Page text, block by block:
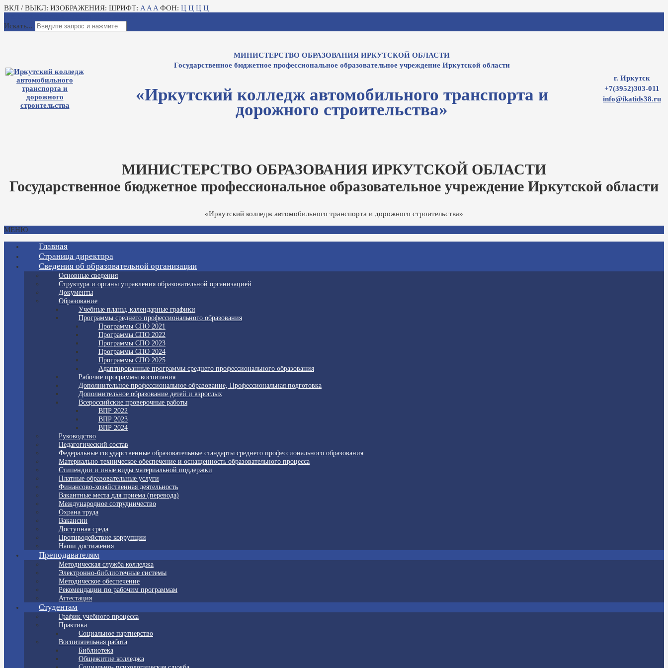
ВКЛ / ВЫКЛ: ИЗОБРАЖЕНИЯ: ШРИФТ: A A A ФОН: Ц Ц Ц Ц
Искать...
МИНИСТЕРСТВО ОБРАЗОВАНИЯ ИРКУТСКОЙ ОБЛАСТИ
Государственное бюджетное профессиональное образовательное учреждение Иркутской области
«Иркутский колледж автомобильного транспорта и
дорожного строительства»
г. Иркутск
+7(3952)303-011
info@ikatids38.ru
МИНИСТЕРСТВО ОБРАЗОВАНИЯ ИРКУТСКОЙ ОБЛАСТИ
Государственное бюджетное профессиональное образовательное учреждение Иркутской области
«Иркутский колледж автомобильного транспорта и дорожного строительства»
МЕНЮ
Главная
Страница директора
Сведения об образовательной организации
Основные сведения
Структура и органы управления образовательной организацией
Документы
Образование
Учебные планы, календарные графики
Программы среднего профессионального образования
Программы СПО 2021
Программы СПО 2022
Программы СПО 2023
Программы СПО 2024
Программы СПО 2025
Адаптированные программы среднего профессионального образования
Рабочие программы воспитания
Дополнительное профессиональное образование, Профессиональная подготовка
Дополнительное образование детей и взрослых
Всероссийские проверочные работы
ВПР 2022
ВПР 2023
ВПР 2024
Руководство
Педагогический состав
Федеральные государственные образовательные стандарты среднего профессионального образования
Материально-техническое обеспечение и оснащенность образовательного процесса
Стипендии и иные виды материальной поддержки
Платные образовательные услуги
Финансово-хозяйственная деятельность
Вакантные места для приема (перевода)
Международное сотрудничество
Охрана труда
Вакансии
Доступная среда
Противодействие коррупции
Наши достижения
Преподавателям
Методическая служба колледжа
Электронно-библиотечные системы
Методическое обеспечение
Рекомендации по рабочим программам
Аттестация
Студентам
График учебного процесса
Практика
Социальное партнерство
Воспитательная работа
Библиотека
Общежитие колледжа